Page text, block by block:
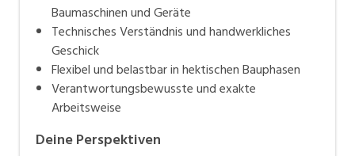
Baumaschinen und Geräte
Technisches Verständnis und handwerkliches
Geschick
Flexibel und belastbar in hektischen Bauphasen
Verantwortungsbewusste und exakte
Arbeitsweise
Deine Perspektiven